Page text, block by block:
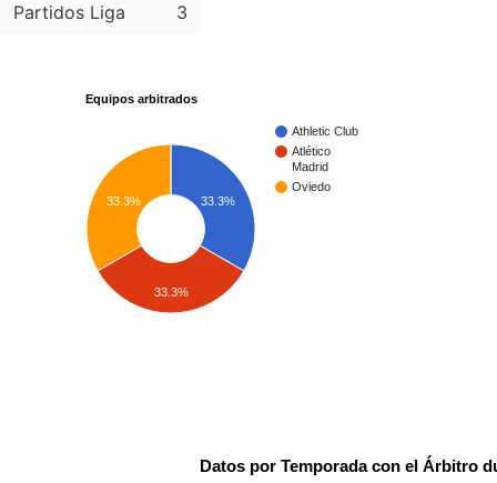
Partidos Liga 3
Equipos arbitrados
Athletic Club
Atlético
Madrid
Oviedo
33.3%
33.3%
33.3%
Datos por Temporada con el Árbitro